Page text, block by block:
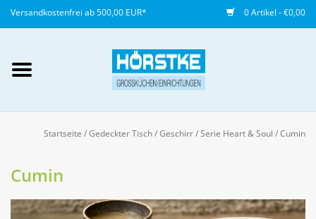
Versandkostenfrei ab 500,00 EUR* 0 Artikel - €0,00
anlegen
Startseite /Gedeckter Tisch/Geschirr/Serie Heart & Soul /Cumin
Cumin